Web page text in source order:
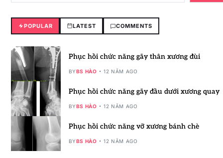
POPULAR LATEST COMMENTS
Phục hồi chức năng gãy thân xương đùi
BYBS HÀO 12 NĂM AGO
Phục hồi chức năng gãy đầu dưới xương quay
BYBS HÀO 12 NĂM AGO
Phục hồi chức năng vỡ xương bánh chè
BYBS HÀO 12 NĂM AGO